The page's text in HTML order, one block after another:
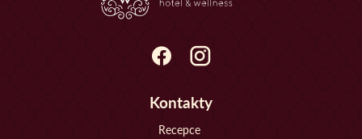
Kontakty
Recepce